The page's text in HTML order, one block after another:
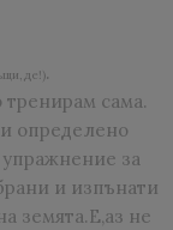
.
сама.
определено
за
и изпънати
земята.Е,аз не